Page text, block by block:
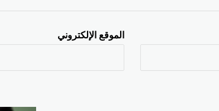
الموقع الإلكتروني